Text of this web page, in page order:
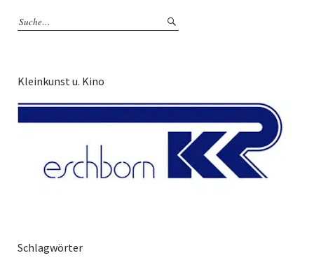
Kleinkunst u. Kino
Schlagwörter